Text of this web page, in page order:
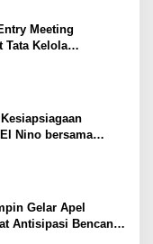
Meeting
Tata Kelola
Nino bersama
Gelar Apel
Antisipasi Bencana